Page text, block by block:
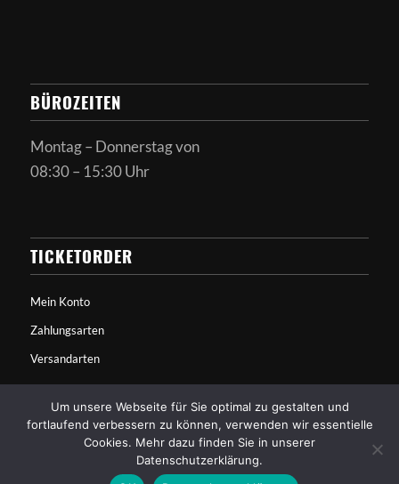
BÜROZEITEN
Montag – Donnerstag von
08:30 – 15:30 Uhr
TICKETORDER
Mein Konto
Zahlungsarten
Versandarten
Werbeagentur Nürnberg
Um unsere Webseite für Sie optimal zu gestalten und
fortlaufend verbessern zu können, verwenden wir essentielle
Cookies. Mehr dazu finden Sie in unserer
Datenschutzerklärung.